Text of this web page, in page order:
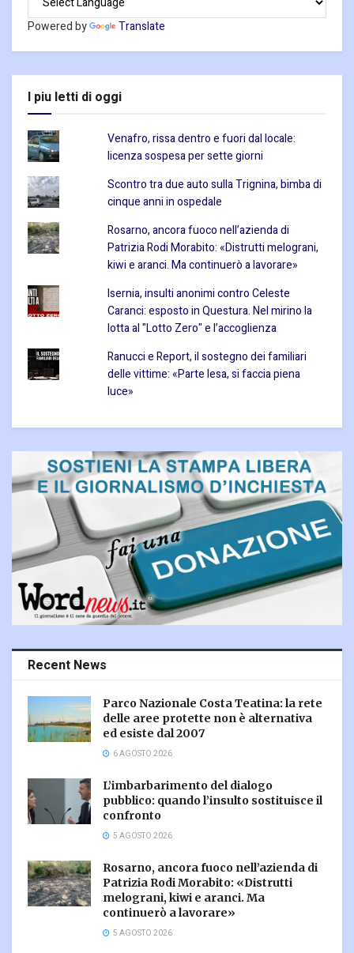
Powered by Translate
I piu letti di oggi
Venafro, rissa dentro e fuori dal locale:
licenza sospesa per sette giorni
Scontro tra due auto sulla Trignina, bimba di
cinque anni in ospedale
Rosarno, ancora fuoco nell’azienda di
Patrizia Rodi Morabito: «Distrutti melograni,
kiwi e aranci. Ma continuerò a lavorare»
Isernia, insulti anonimi contro Celeste
Caranci: esposto in Questura. Nel mirino la
lotta al "Lotto Zero" e l’accoglienza
Ranucci e Report, il sostegno dei familiari
delle vittime: «Parte lesa, si faccia piena
luce»
Recent News
Parco Nazionale Costa Teatina: la rete
delle aree protette non è alternativa
ed esiste dal 2007
6 AGOSTO 2026
L’imbarbarimento del dialogo
pubblico: quando l’insulto sostituisce il
confronto
5 AGOSTO 2026
Rosarno, ancora fuoco nell’azienda di
Patrizia Rodi Morabito: «Distrutti
melograni, kiwi e aranci. Ma
continuerò a lavorare»
5 AGOSTO 2026